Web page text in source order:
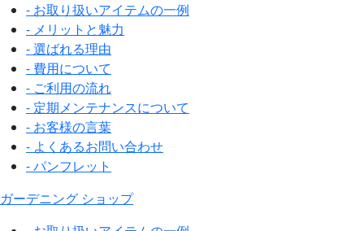
- お取り扱いアイテムの一例
- メリットと魅力
- 選ばれる理由
- 費用について
- ご利用の流れ
- 定期メンテナンスについて
- お客様の言葉
- よくあるお問い合わせ
- パンフレット
ガーデニング ショップ